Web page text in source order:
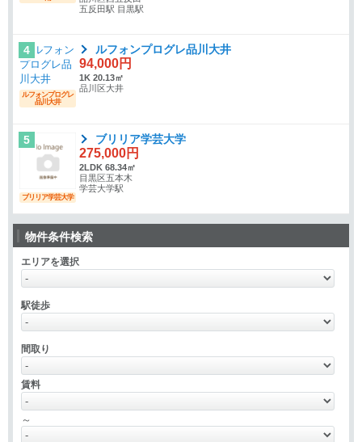
五反田駅 目黒駅
4
ルフォンプログレ
品川大井
ルフォンプログレ品川大井
94,000円
1K 20.13㎡
品川区大井
5
ブリリア学芸大学
ブリリア学芸大学
275,000円
2LDK 68.34㎡
目黒区五本木
学芸大学駅
物件条件検索
エリアを選択
駅徒歩
間取り
賃料
～